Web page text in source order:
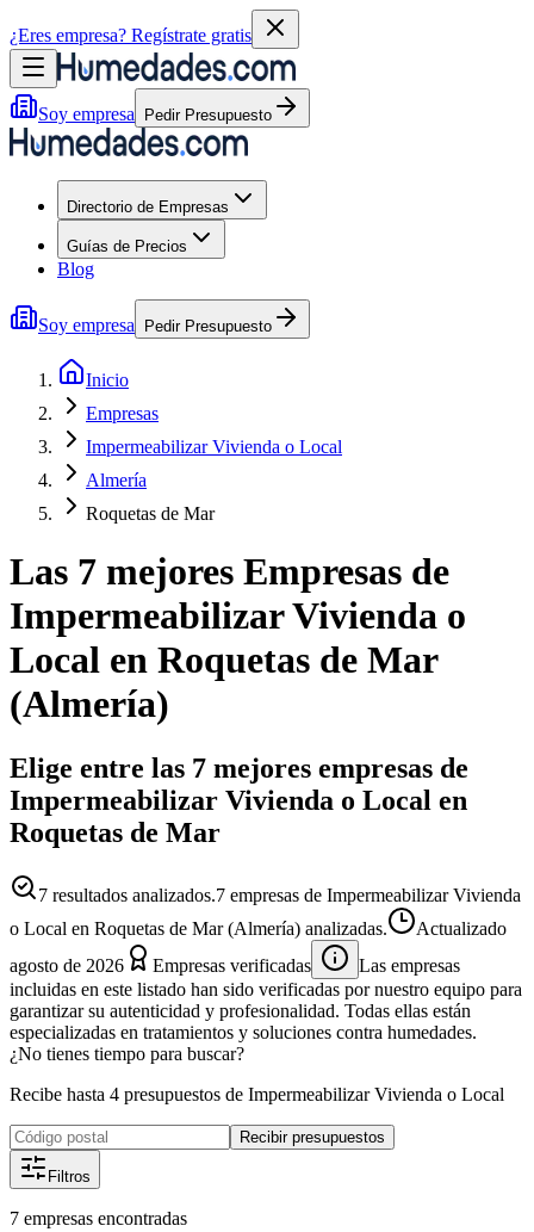
¿Eres empresa? Regístrate gratis
Soy empresa Pedir Presupuesto
Directorio de Empresas
Guías de Precios
Blog
Soy empresa Pedir Presupuesto
Inicio
Empresas
Impermeabilizar Vivienda o Local
Almería
Roquetas de Mar
Las 7 mejores Empresas de
Impermeabilizar Vivienda o
Local en Roquetas de Mar
(Almería)
Elige entre las 7 mejores empresas de
Impermeabilizar Vivienda o Local en
Roquetas de Mar
7 resultados analizados.7 empresas de Impermeabilizar Vivienda
o Local en Roquetas de Mar (Almería) analizadas.
Actualizado
agosto de 2026
Empresas verificadas
Las empresas
incluidas en este listado han sido verificadas por nuestro equipo para
garantizar su autenticidad y profesionalidad. Todas ellas están
especializadas en tratamientos y soluciones contra humedades.
¿No tienes tiempo para buscar?
Recibe hasta 4 presupuestos de Impermeabilizar Vivienda o Local
Recibir presupuestos
Filtros
7 empresas encontradas